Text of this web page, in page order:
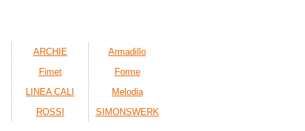
ARCHIE
Armadillo
Fimet
Forme
LINEA CALI
Melodia
ROSSI
SIMONSWERK